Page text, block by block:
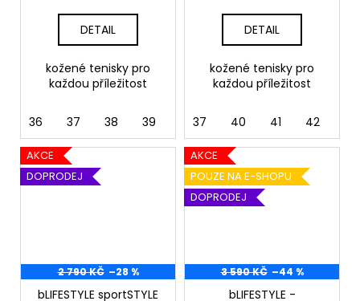
DETAIL
kožené tenisky pro
každou příležitost
36 37 38 39 40 43
DETAIL
kožené tenisky pro
každou příležitost
37 40 41 42
AKCE
DOPRODEJ
2 790 KČ –28 %
bLIFESTYLE sportSTYLE
AKCE
POUZE NA E-SHOPU
DOPRODEJ
3 590 KČ –44 %
bLIFESTYLE -